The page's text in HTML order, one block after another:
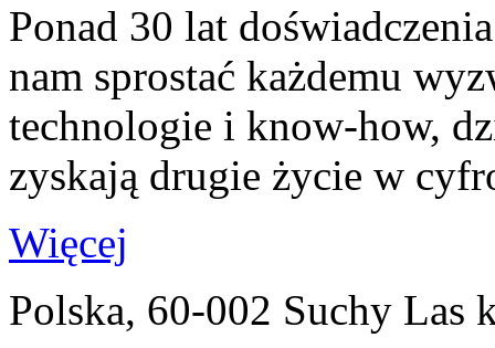
Ponad 30 lat
nam sprostać każdemu
technologie i know-how,
zyskają drugie życie w
Więcej
Polska, 60-002 Suchy Las